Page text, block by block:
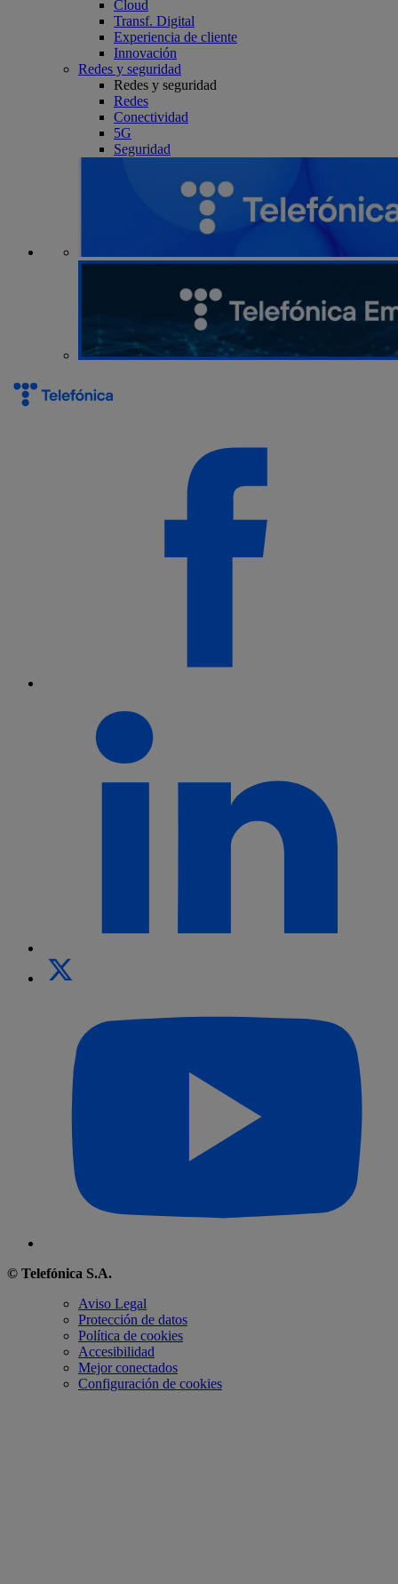
Cloud
Transf. Digital
Experiencia de cliente
Innovación
Redes y seguridad
Redes y seguridad
Redes
Conectividad
5G
Seguridad
© Telefónica S.A.
Aviso Legal
Protección de datos
Política de cookies
Accesibilidad
Mejor conectados
Configuración de cookies